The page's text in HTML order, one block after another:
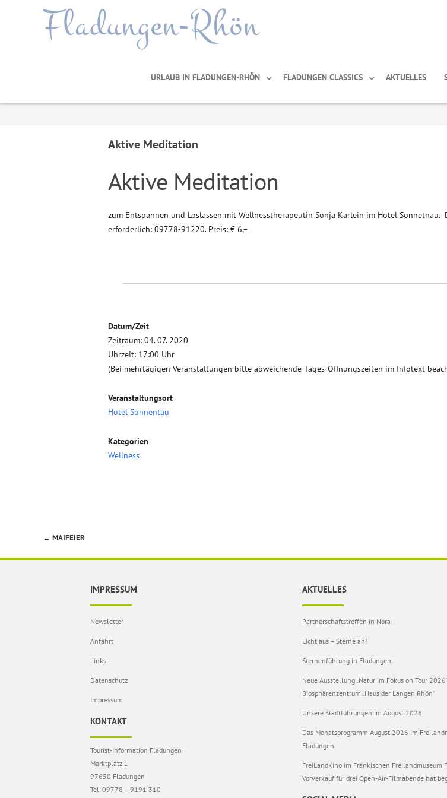
Fladungen-Rhön
URLAUB IN FLADUNGEN-RHÖN FLADUNGEN CLASSICS AKTUELLES
Aktive Meditation
Aktive Meditation
zum Entspannen und Loslassen mit Wellnesstherapeutin Sonja Karlein im Hotel Sonnetnau.
erforderlich: 09778-91220. Preis: € 6,–
Datum/Zeit
Zeitraum: 04. 07. 2020
Uhrzeit: 17:00 Uhr
(Bei mehrtägigen Veranstaltungen bitte abweichende Tages-Öffnungszeiten im Infotext
Veranstaltungsort
Hotel Sonnentau
Kategorien
Wellness
Beitragsnavigation
← MAIFEIER
IMPRESSUM
Newsletter
Anfahrt
Links
Datenschutz
Impressum
KONTAKT
Tourist-Information Fladungen
Marktplatz 1
97650 Fladungen
Tel. 09778 – 9191 310
AKTUELLES
Partnerschaftstreffen in Nora
Licht aus – Sterne an!
Sternenführung in Fladungen
Neue Ausstellung „Natur im Fokus on Tour
Biosphärenzentrum „Haus der Langen Rhön“
Unsere Stadtführungen im August 2026
Das Monatsprogramm August 2026 im
Fladungen
FreiLandKino im Fränkischen Freilandmuseum
Vorverkauf für drei Open-Air-Filmabende hat